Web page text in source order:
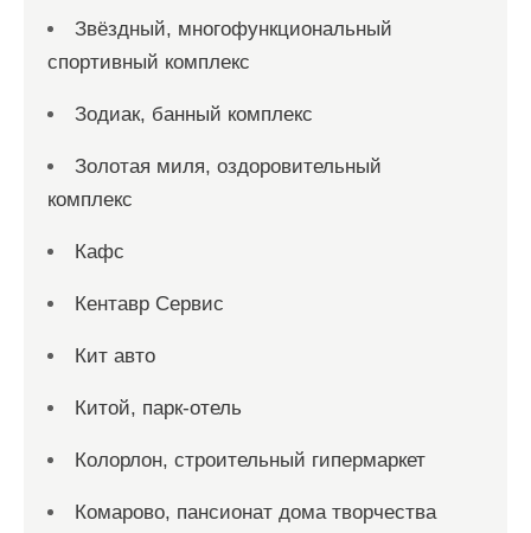
Звёздный, многофункциональный
спортивный комплекс
Зодиак, банный комплекс
Золотая миля, оздоровительный
комплекс
Кафс
Кентавр Сервис
Кит авто
Китой, парк-отель
Колорлон, строительный гипермаркет
Комарово, пансионат дома творчества